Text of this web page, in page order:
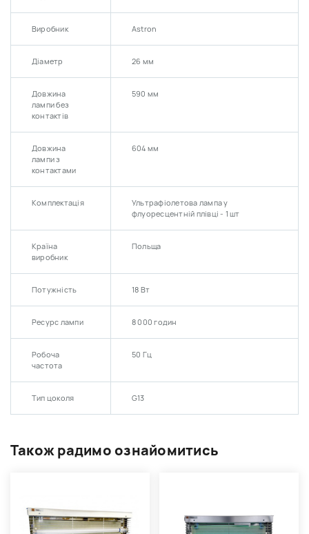
Виробник Astron
Діаметр 26 мм
Довжина
лампи без
контактів
590 мм
Довжина
лампи з
контактами
604 мм
Комплектація
Ультрафіолетова лампа у
флуоресцентній плівці - 1 шт
Країна
виробник
Польща
Потужність 18 Вт
Ресурс лампи 8 000 годин
Робоча
частота
50 Гц
Тип цоколя G13
Також радимо ознайомитись